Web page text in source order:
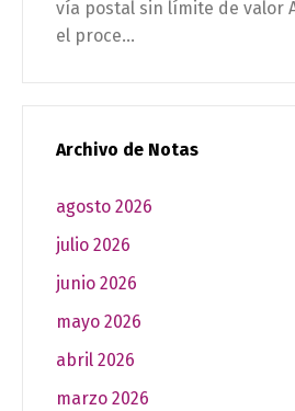
vía postal sin límite de valor
el proce...
Archivo de Notas
agosto 2026
julio 2026
junio 2026
mayo 2026
abril 2026
marzo 2026